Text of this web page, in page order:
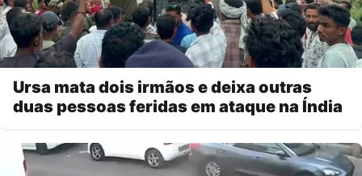
Ursa mata dois irmãos e deixa outras
duas pessoas feridas em ataque na Índia